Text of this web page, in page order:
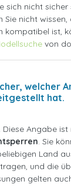
sich nicht
Sie nicht
kompatibel ist,
von
welcher
hat.
Diese Angabe
. Sie
Land
und die
gelten